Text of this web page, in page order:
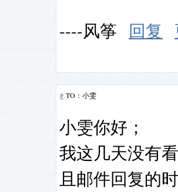
----风筝 回复
# TO：小雯
小雯你好；
我这几天没有
且邮件回复的